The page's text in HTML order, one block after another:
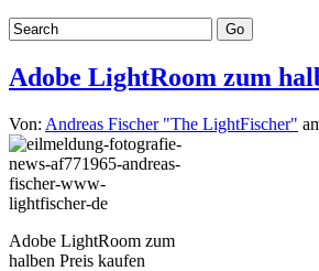
Adobe LightRoom zum
Von: Andreas Fischer "The LightFischer"
Adobe LightRoom zum
halben Preis kaufen